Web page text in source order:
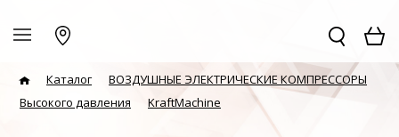
Каталог
ВОЗДУШНЫЕ ЭЛЕКТРИЧЕСКИЕ КОМПРЕССОРЫ
Высокого давления
KraftMachine